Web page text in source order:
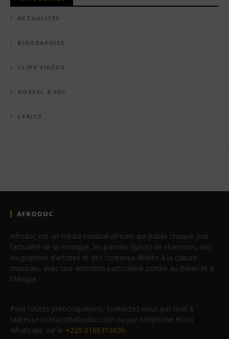
ACTUALITÉS
BIOGRAPHIES
CLIPS VIDÉOS
GOSPEL & FOI
LYRICS
AFRODUC
Afroduc est un média musical africain qui publie chaque jour
l’actualité de la musique, les paroles (lyrics) de chansons, des
biographies d’artistes et des contenus dédiés à la culture
musicale, avec une attention particulière portée au Bénin et à
l’Afrique.
Pour toutes préoccupations, contactez-nous par mail à
l’adresse contact@afroduc.com ou par téléphone et/ou
Whatsapp sur le +229 0166313636.